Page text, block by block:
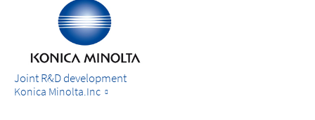
Joint R&D development
Konica Minolta.Inc